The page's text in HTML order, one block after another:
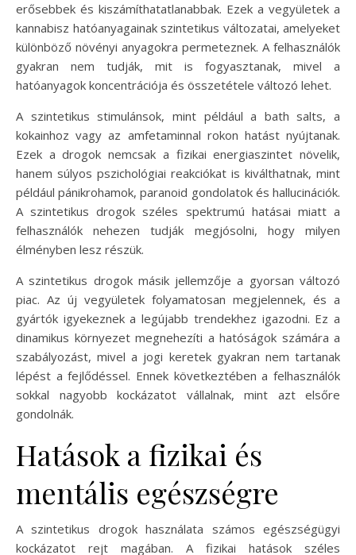
erősebbek és kiszámíthatatlanabbak. Ezek a vegyületek a
kannabisz hatóanyagainak szintetikus változatai, amelyeket
különböző növényi anyagokra permeteznek. A felhasználók
gyakran nem tudják, mit is fogyasztanak, mivel a
hatóanyagok koncentrációja és összetétele változó lehet.
A szintetikus stimulánsok, mint például a bath salts, a
kokainhoz vagy az amfetaminnal rokon hatást nyújtanak.
Ezek a drogok nemcsak a fizikai energiaszintet növelik,
hanem súlyos pszichológiai reakciókat is kiválthatnak, mint
például pánikrohamok, paranoid gondolatok és hallucinációk.
A szintetikus drogok széles spektrumú hatásai miatt a
felhasználók nehezen tudják megjósolni, hogy milyen
élményben lesz részük.
A szintetikus drogok másik jellemzője a gyorsan változó
piac. Az új vegyületek folyamatosan megjelennek, és a
gyártók igyekeznek a legújabb trendekhez igazodni. Ez a
dinamikus környezet megnehezíti a hatóságok számára a
szabályozást, mivel a jogi keretek gyakran nem tartanak
lépést a fejlődéssel. Ennek következtében a felhasználók
sokkal nagyobb kockázatot vállalnak, mint azt elsőre
gondolnák.
Hatások a fizikai és
mentális egészségre
A szintetikus drogok használata számos egészségügyi
kockázatot rejt magában. A fizikai hatások széles